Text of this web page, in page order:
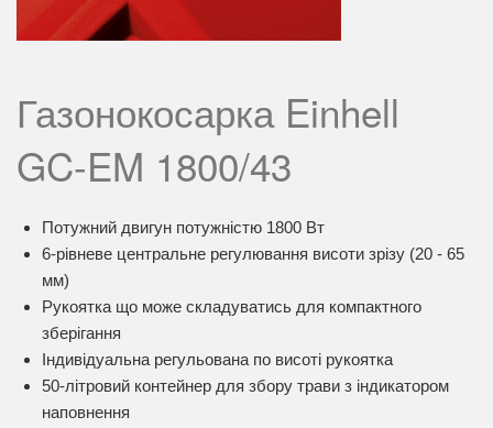
Газонокосарка Einhell
GC-EM 1800/43
Потужний двигун потужністю 1800 Вт
6-рівневе центральне регулювання висоти зрізу (20 - 65
мм)
Рукоятка що може складуватись для компактного
зберігання
Індивідуальна регульована по висоті рукоятка
50-літровий контейнер для збору трави з індикатором
наповнення